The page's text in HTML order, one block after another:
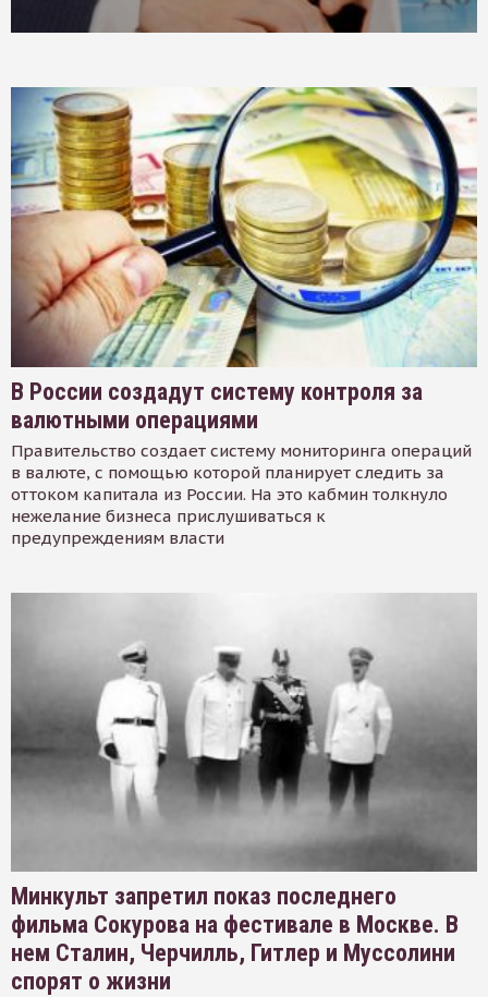
В России создадут систему контроля за
валютными операциями
Правительство создает систему мониторинга операций
в валюте, с помощью которой планирует следить за
оттоком капитала из России. На это кабмин толкнуло
нежелание бизнеса прислушиваться к
предупреждениям власти
Минкульт запретил показ последнего
фильма Сокурова на фестивале в Москве. В
нем Сталин, Черчилль, Гитлер и Муссолини
спорят о жизни